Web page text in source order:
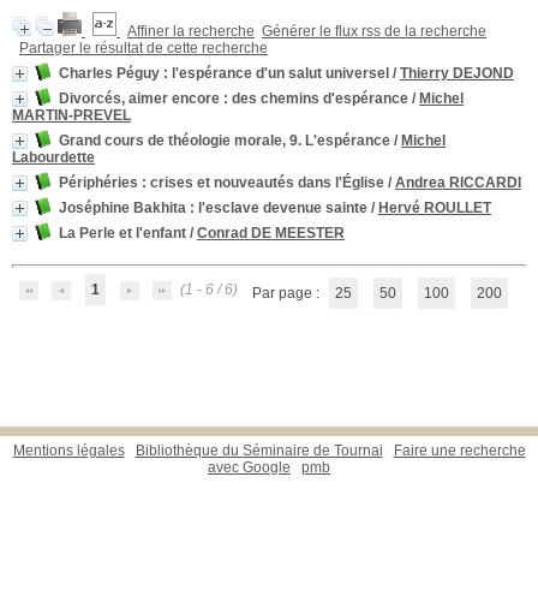
Affiner la recherche Générer le flux rss de la recherche
Partager le résultat de cette recherche
Charles Péguy : l'espérance d'un salut universel / Thierry DEJOND
Divorcés, aimer encore : des chemins d'espérance / Michel
MARTIN-PREVEL
Grand cours de théologie morale, 9. L'espérance / Michel
Labourdette
Périphéries : crises et nouveautés dans l'Église / Andrea RICCARDI
Joséphine Bakhita : l'esclave devenue sainte / Hervé ROULLET
La Perle et l'enfant / Conrad DE MEESTER
1 (1 - 6 / 6) Par page : 25 50 100 200
Mentions légales Bibliothèque du Séminaire de Tournai
Faire une recherche
avec Google
pmb